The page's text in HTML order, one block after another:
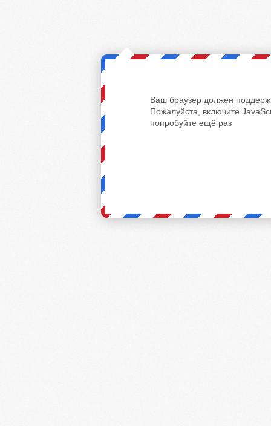
Ваш браузер должен
Пожалуйста, включите
попробуйте ещё раз